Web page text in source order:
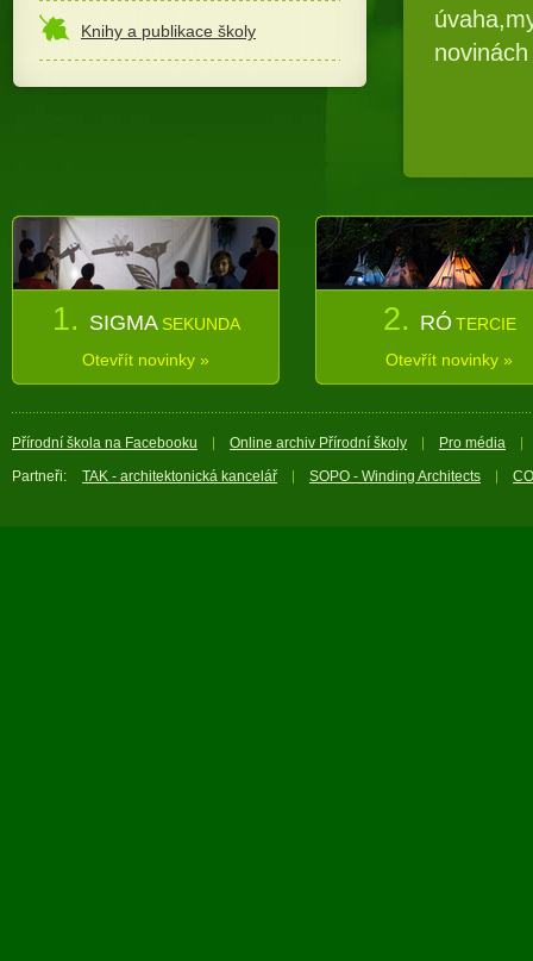
Knihy a publikace školy
1. SIGMA SEKUNDA
Otevřít novinky »
2. RÓ TERCIE
Otevřít novinky »
Přírodní škola na Facebooku Online archiv Přírodní školy
Pro média
Partneři:
TAK - architektonická kancelář SOPO - Winding Architects